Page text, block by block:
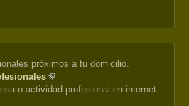
próximos a tu domicilio.
(link
is
o actividad profesional en internet.